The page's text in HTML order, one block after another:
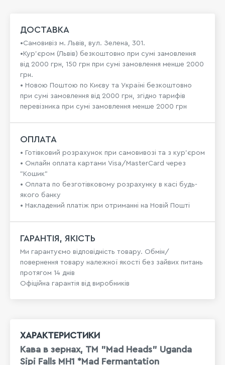
ДОСТАВКА
•Самовивіз м. Львів, вул. Зелена, 301.
•Кур'єром (Львів) безкоштовно при сумі замовлення
від 2000 грн, 150 грн при сумі замовлення менше 2000
грн.
• Новою Поштою по Києву та Україні безкоштовно
при сумі замовлення від 2000 грн, згідно тарифів
перевізника при сумі замовлення менше 2000 грн
ОПЛАТА
• Готівковий розрахунок при самовивозі та з кур’єром
• Онлайн оплата картами Visa/MasterCard через
"Кошик"
• Оплата по безготівковому розрахунку в касі будь-
якого банку
• Накладений платіж при отриманні на Новій Пошті
ГАРАНТІЯ, ЯКІСТЬ
Ми гарантуємо відповідність товару. Обмін/
повернення товару належної якості без зайвих питань
протягом 14 днів
Офіційна гарантія від виробників
ХАРАКТЕРИСТИКИ
Кава в зернах, ТМ "Mad Heads" Uganda
Sipi Falls MH1 *Mad Fermantation